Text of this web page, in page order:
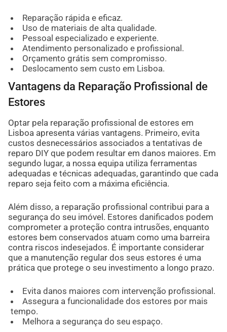
Reparação rápida e eficaz.
Uso de materiais de alta qualidade.
Pessoal especializado e experiente.
Atendimento personalizado e profissional.
Orçamento grátis sem compromisso.
Deslocamento sem custo em Lisboa.
Vantagens da Reparação Profissional de
Estores
Optar pela reparação profissional de estores em
Lisboa apresenta várias vantagens. Primeiro, evita
custos desnecessários associados a tentativas de
reparo DIY que podem resultar em danos maiores. Em
segundo lugar, a nossa equipa utiliza ferramentas
adequadas e técnicas adequadas, garantindo que cada
reparo seja feito com a máxima eficiência.
Além disso, a reparação profissional contribui para a
segurança do seu imóvel. Estores danificados podem
comprometer a proteção contra intrusões, enquanto
estores bem conservados atuam como uma barreira
contra riscos indesejados. É importante considerar
que a manutenção regular dos seus estores é uma
prática que protege o seu investimento a longo prazo.
Evita danos maiores com intervenção profissional.
Assegura a funcionalidade dos estores por mais
tempo.
Melhora a segurança do seu espaço.